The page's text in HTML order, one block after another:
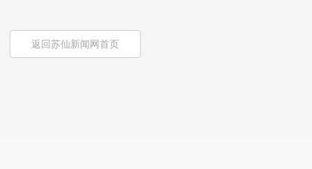
返回苏仙新闻网首页